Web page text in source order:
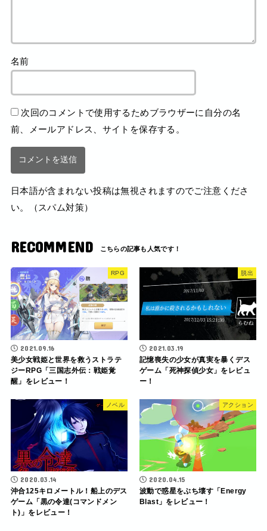
名前
次回のコメントで使用するためブラウザーに自分の名
前、メールアドレス、サイトを保存する。
日本語が含まれない投稿は無視されますのでご注意くださ
い。（スパム対策）
RECOMMEND
RPG
2021.09.16
美少女戦姫と世界を救うストラテ
ジーRPG「三国志外伝：戦姫覚
醒」をレビュー！
脱出
2021.03.19
記憶喪失の少女が真実を暴くデス
ゲーム「死神探偵少女」をレビュ
ー！
ノベル
2020.03.14
沖合125キロメートル！船上のデス
ゲーム「黒の令達(コマンドメン
ト)」をレビュー！
アクション
2020.04.15
波動で惑星をぶち壊す「Energy
Blast」をレビュー！